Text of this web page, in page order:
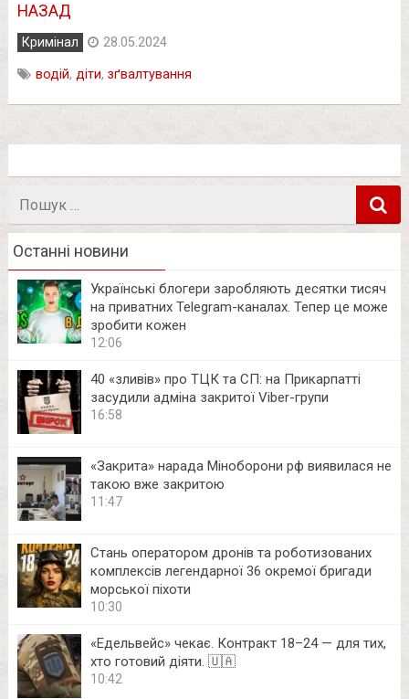
НАЗАД
Кримінал 28.05.2024
водій, діти, зґвалтування
Останні новини
Українські блогери заробляють десятки тисяч
на приватних Telegram-каналах. Тепер це може
зробити кожен
12:06
40 «зливів» про ТЦК та СП: на Прикарпатті
засудили адміна закритої Viber-групи
16:58
«Закрита» нарада Міноборони рф виявилася не
такою вже закритою
11:47
Стань оператором дронів та роботизованих
комплексів легендарної 36 окремої бригади
морської піхоти
10:30
«Едельвейс» чекає. Контракт 18–24 — для тих,
хто готовий діяти. 🇺🇦
10:42